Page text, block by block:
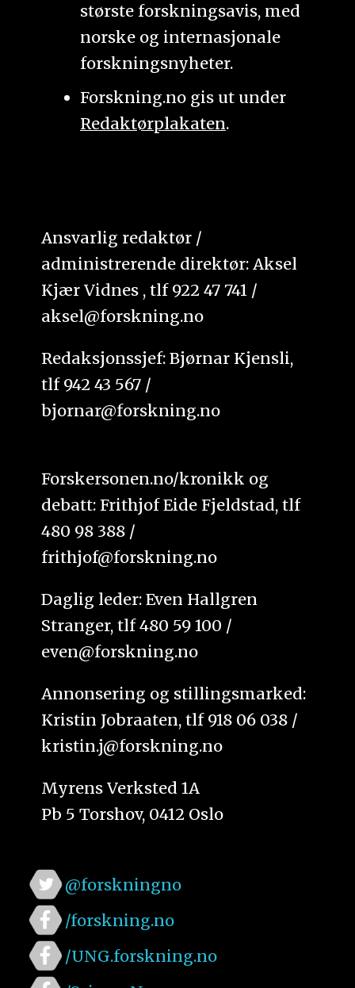
største forskningsavis, med
norske og internasjonale
forskningsnyheter.
Forskning.no gis ut under
Redaktørplakaten.
Ansvarlig redaktør /
administrerende direktør: Aksel
Kjær Vidnes , tlf 922 47 741 /
aksel@forskning.no
Redaksjonssjef: Bjørnar Kjensli,
tlf 942 43 567 /
bjornar@forskning.no
Forskersonen.no/kronikk og
debatt: Frithjof Eide Fjeldstad, tlf
480 98 388 /
frithjof@forskning.no
Daglig leder: Even Hallgren
Stranger, tlf 480 59 100 /
even@forskning.no
Annonsering og stillingsmarked:
Kristin Jobraaten, tlf 918 06 038 /
kristin.j@forskning.no
Myrens Verksted 1A
Pb 5 Torshov, 0412 Oslo
@forskningno
/forskning.no
/UNG.forskning.no